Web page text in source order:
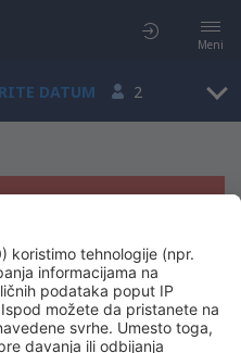
Meni
DATUM 2
da prikažemo
druge kriterijume